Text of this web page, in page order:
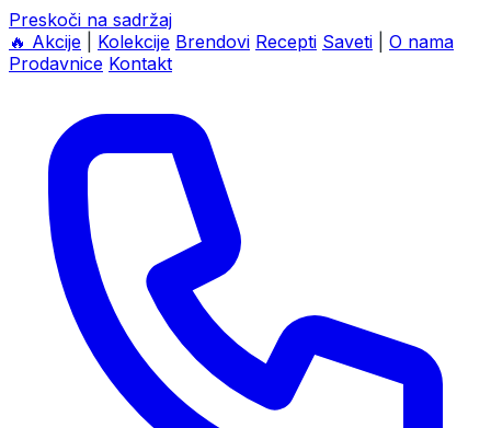
Preskoči na sadržaj
🔥 Akcije Kolekcije Brendovi Recepti Saveti
O nama
Prodavnice Kontakt